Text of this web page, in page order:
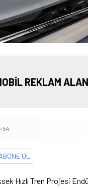
REKLAM
OL
Hızlı Tren Projesi